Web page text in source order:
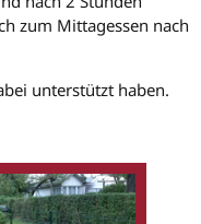
zum Mittagessen nach
unterstützt haben.